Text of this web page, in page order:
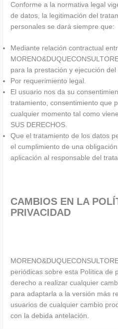
Conforme a la normativa legal
de datos, la legitimación del
personales se dará siempre que:
Mediante relación contractual
para la prestación y ejecución del
Por requerimiento legal.
El usuario nos da su
tratamiento, consentimiento que
cualquier momento tal como
SUS DERECHOS.
Que el tratamiento de los datos
el cumplimiento de una
aplicación al responsable del
CAMBIOS EN LA
PRIVACIDAD
periódicas sobre esta Política de
derecho a realizar cualquier
para adaptarla a la versión más
usuarios de cualquier cambio
con la debida antelación.